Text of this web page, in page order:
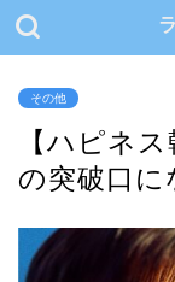
その他
【ハピネ
の突破口に